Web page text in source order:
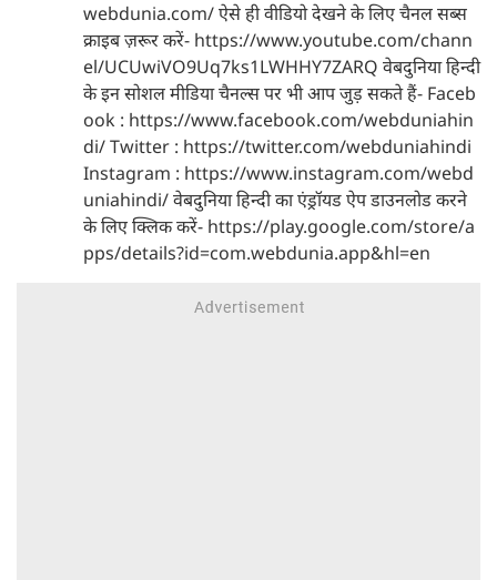
webdunia.com/ ऐसे ही वीडियो देखने के लिए चैनल सब्स
क्राइब ज़रूर करें- https://www.youtube.com/chann
el/UCUwiVO9Uq7ks1LWHHY7ZARQ वेबदुनिया हिन्दी
के इन सोशल मीडिया चैनल्स पर भी आप जुड़ सकते हैं- Faceb
ook : https://www.facebook.com/webduniahin
di/ Twitter : https://twitter.com/webduniahindi
Instagram : https://www.instagram.com/webd
uniahindi/ वेबदुनिया हिन्दी का एंड्रॉयड ऐप डाउनलोड करने
के लिए क्लिक करें- https://play.google.com/store/a
pps/details?id=com.webdunia.app&hl=en